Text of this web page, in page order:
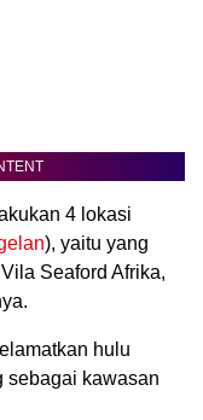
4 lokasi
), yaitu yang
Seaford Afrika,
hulu
sebagai kawasan